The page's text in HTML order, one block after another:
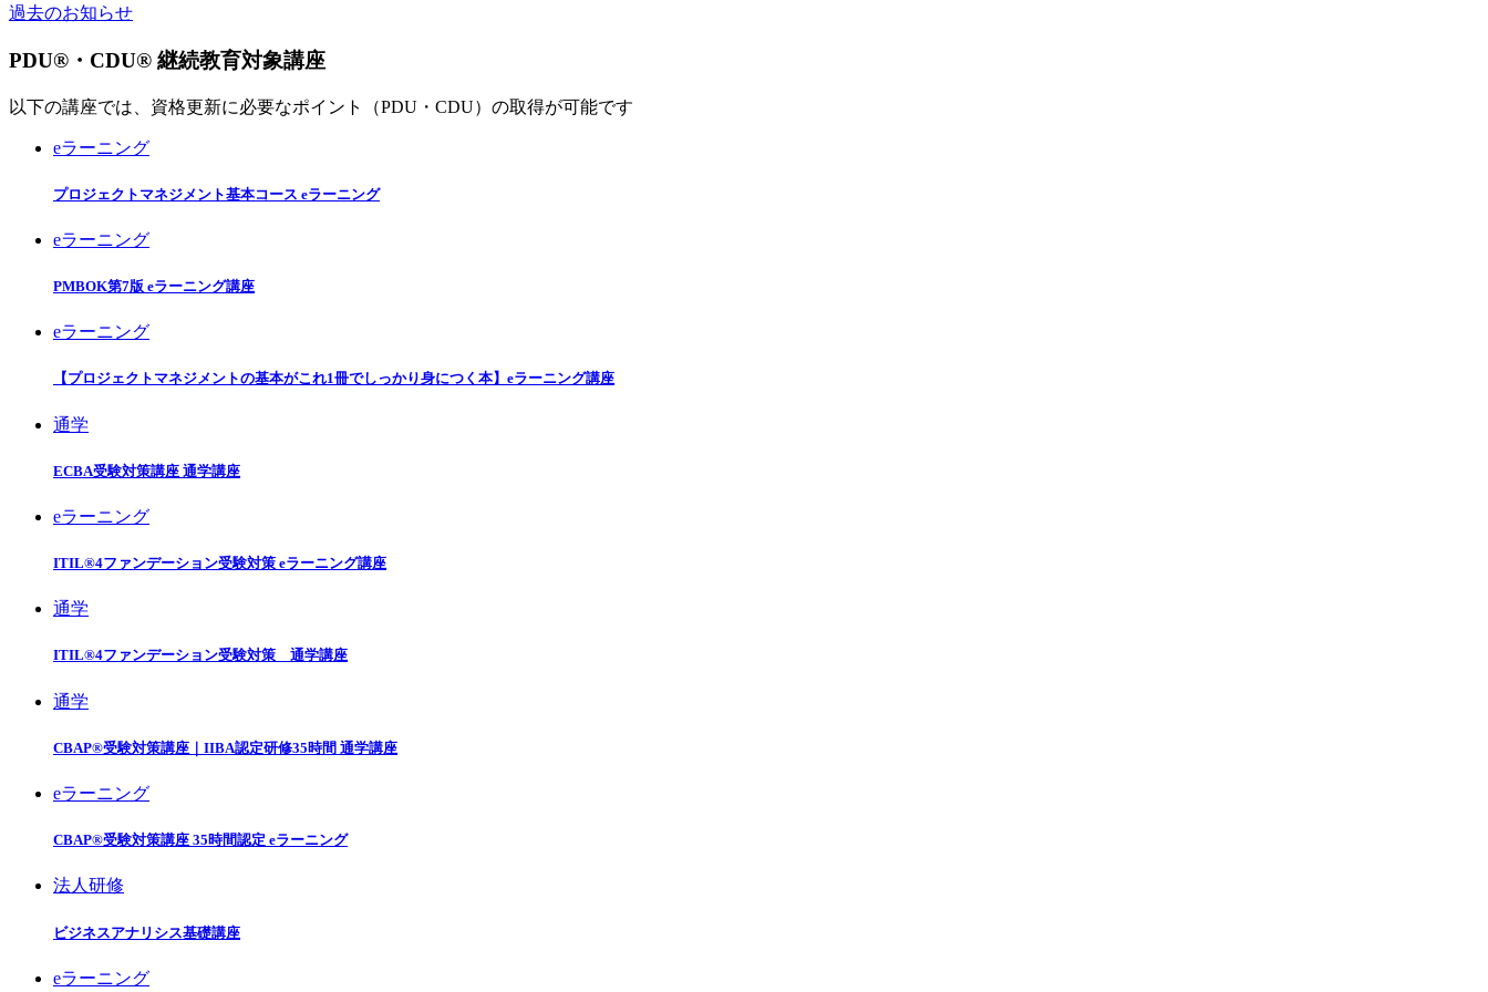
過去のお知らせ
PDU®・CDU® 継続教育対象講座
以下の講座では、資格更新に必要なポイント（PDU・CDU）の取得が可能です
eラーニング
プロジェクトマネジメント基本コース eラーニング
eラーニング
PMBOK第7版 eラーニング講座
eラーニング
【プロジェクトマネジメントの基本がこれ1冊でしっかり身につく本】eラーニング講座
通学
ECBA受験対策講座 通学講座
eラーニング
ITIL®4ファンデーション受験対策 eラーニング講座
通学
ITIL®4ファンデーション受験対策 通学講座
通学
CBAP®受験対策講座｜IIBA認定研修35時間 通学講座
eラーニング
CBAP®受験対策講座 35時間認定 eラーニング
法人研修
ビジネスアナリシス基礎講座
eラーニング